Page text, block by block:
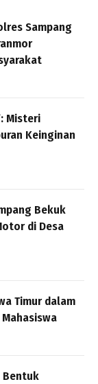
Sampang
Misteri
Keinginan
Bekuk
di Desa
Timur dalam
Bentuk